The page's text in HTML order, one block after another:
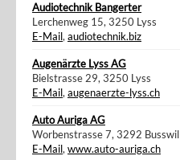
Audiotechnik Bangerter
Lerchenweg 15, 3250 Lyss
E-Mail,audiotechnik.biz
Augenärzte Lyss AG
Bielstrasse 29, 3250 Lyss
E-Mail,augenaerzte-lyss.ch
Auto Auriga AG
Worbenstrasse 7, 3292 Busswil
E-Mail,www.auto-auriga.ch